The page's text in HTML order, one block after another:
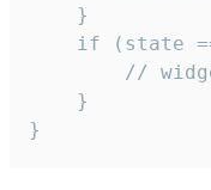
    }
if (state
//
    }
}